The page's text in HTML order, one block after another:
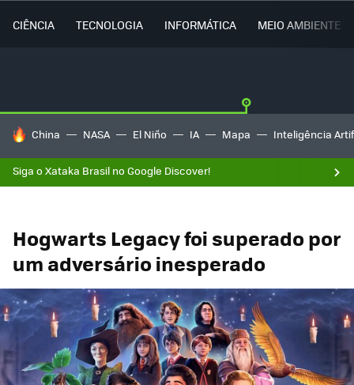
CIÊNCIA TECNOLOGIA INFORMÁTICA MEIO AMBIENTE
TENDÊNCIAS DO DIA
China NASA El Niño IA Mapa Inteligência
Siga o Xataka Brasil no Google Discover!
Hogwarts Legacy foi superado por
um adversário inesperado